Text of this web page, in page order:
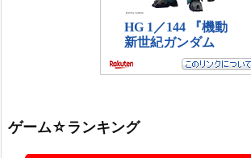
ゲーム☆ランキング